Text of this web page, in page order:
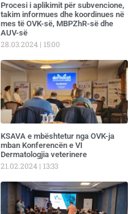
Procesi i aplikimit për subvencione,
takim informues dhe koordinues në
mes të OVK-së, MBPZhR-së dhe
AUV-së
28.03.2024 15:00
KSAVA e mbështetur nga OVK-ja
mban Konferencën e VI
Dermatologjia veterinere
21.02.2024 13:33